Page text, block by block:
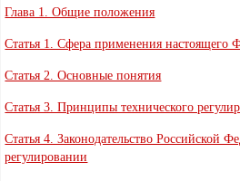
Глава 1. Общие положения
Статья 1. Сфера применения настоящего
Статья 2. Основные понятия
Статья 3. Принципы технического
Статья 4. Законодательство Российской
регулировании